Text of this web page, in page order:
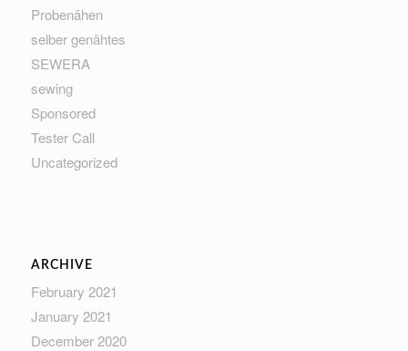
Probenähen
selber genähtes
SEWERA
sewing
Sponsored
Tester Call
Uncategorized
ARCHIVE
February 2021
January 2021
December 2020